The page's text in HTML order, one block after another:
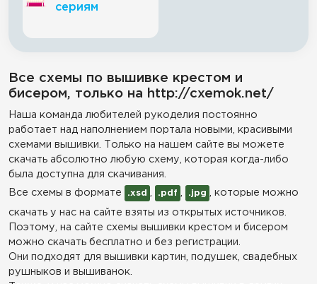
сериям
Все схемы по вышивке крестом и
бисером, только на http://cxemok.net/
Наша команда любителей рукоделия постоянно
работает над наполнением портала новыми, красивыми
схемами вышивки. Только на нашем сайте вы можете
скачать абсолютно любую схему, которая когда-либо
была доступна для скачивания.
Все схемы в формате
.xsd .pdf .jpg , которые можно
скачать у нас на сайте взяты из открытых источников.
Поэтому, на сайте схемы вышивки крестом и бисером
можно скачать бесплатно и без регистрации.
Они подходят для вышивки картин, подушек, свадебных
рушныков и вышиванок.